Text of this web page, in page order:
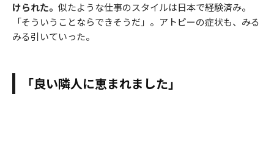
けられた。 似たような仕事のスタイルは日本で経験済み。
「そういうことならできそうだ」。アトピーの症状も、みる
みる引いていった。
「良い隣人に恵まれました」